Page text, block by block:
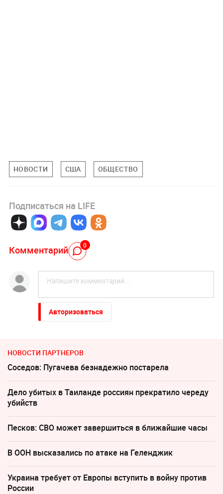
НОВОСТИ США ОБЩЕСТВО
Подписаться на LIFE
Комментарий 0
Авторизоваться
НОВОСТИ ПАРТНЕРОВ
Соседов: Пугачева безнадежно постарела
Дело убитых в Таиланде россиян прекратило череду
убийств
Песков: СВО может завершиться в ближайшие часы
В ООН высказались по атаке на Геленджик
Украина требует от Европы вступить в войну против
России